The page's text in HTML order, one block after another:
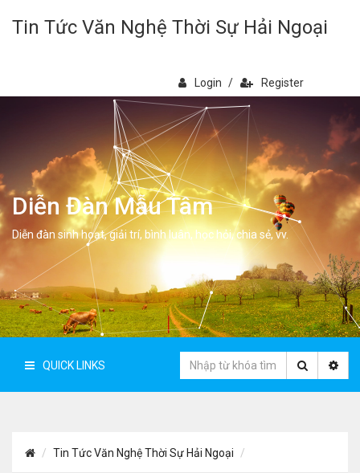
Tin Tức Văn Nghệ Thời Sự Hải Ngoại
Login / Register
Diễn Đàn Mẫu Tâm
Diễn đàn sinh hoạt, giải trí, bình luân, học hỏi, chia sẻ, vv.
QUICK LINKS
Tin Tức Văn Nghệ Thời Sự Hải Ngoại